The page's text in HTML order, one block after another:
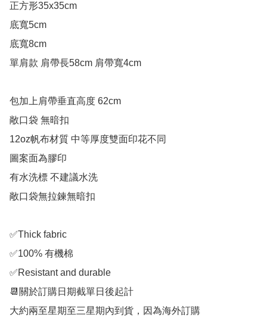
正方形35x35cm
底寬5cm
底寬8cm
單肩款 肩帶長58cm 肩帶寬4cm
包加上肩帶垂直高度 62cm
敞口袋 無暗扣
12oz帆布材質 中等厚度雙面印花不同
圖案面為膠印
有水洗標 不建議水洗
敞口袋無拉鍊無暗扣
✅Thick fabric
✅100% 有機棉
✅Resistant and durable
📆關於訂購日期截單日後起計
大約兩至星期至三星期內到貨，因為海外訂購